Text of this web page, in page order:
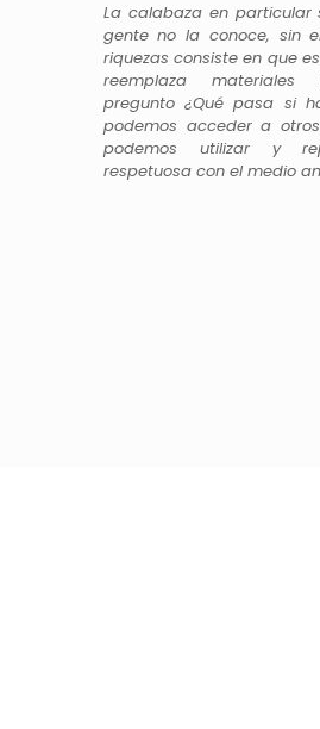
La calabaza en particular
gente no la conoce, sin
riquezas consiste en que
reemplaza materiales
pregunto ¿Qué pasa si
podemos acceder a
podemos utilizar y
respetuosa con el medio